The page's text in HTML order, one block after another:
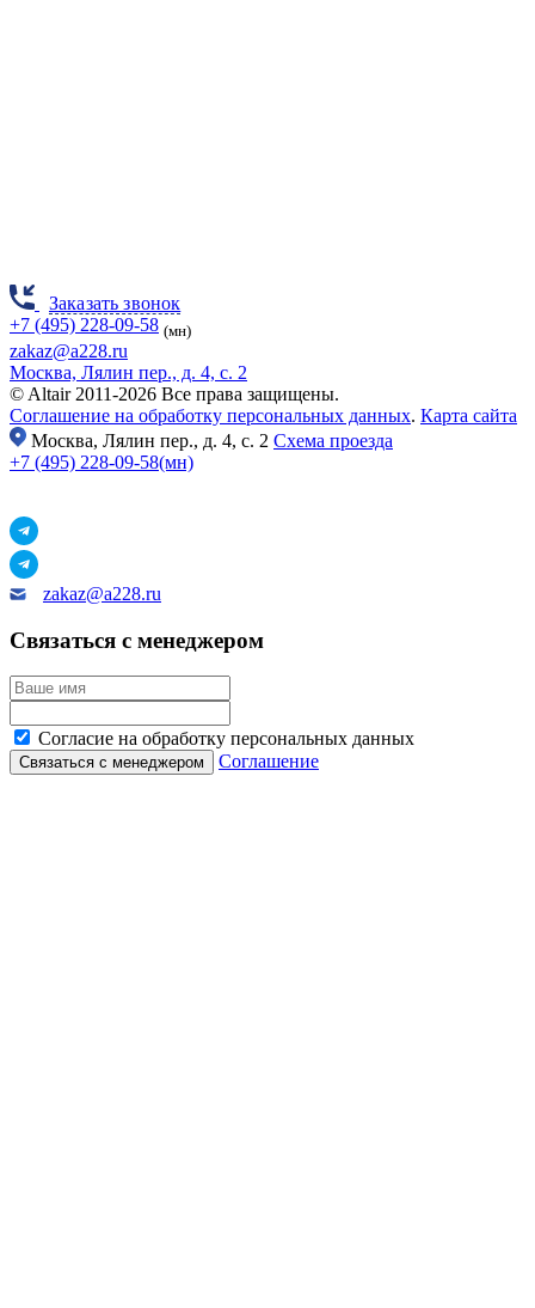
Заказать звонок
+7 (495) 228-09-58 (мн)
zakaz@a228.ru
Москва, Лялин пер., д. 4, с. 2
© Altair 2011-2026 Все права защищены.
Соглашение на обработку персональных данных. Карта сайта
Москва, Лялин пер., д. 4, с. 2 Схема проезда
+7 (495) 228-09-58(мн)
zakaz@a228.ru
Связаться с менеджером
Согласие на обработку персональных данных
Соглашение